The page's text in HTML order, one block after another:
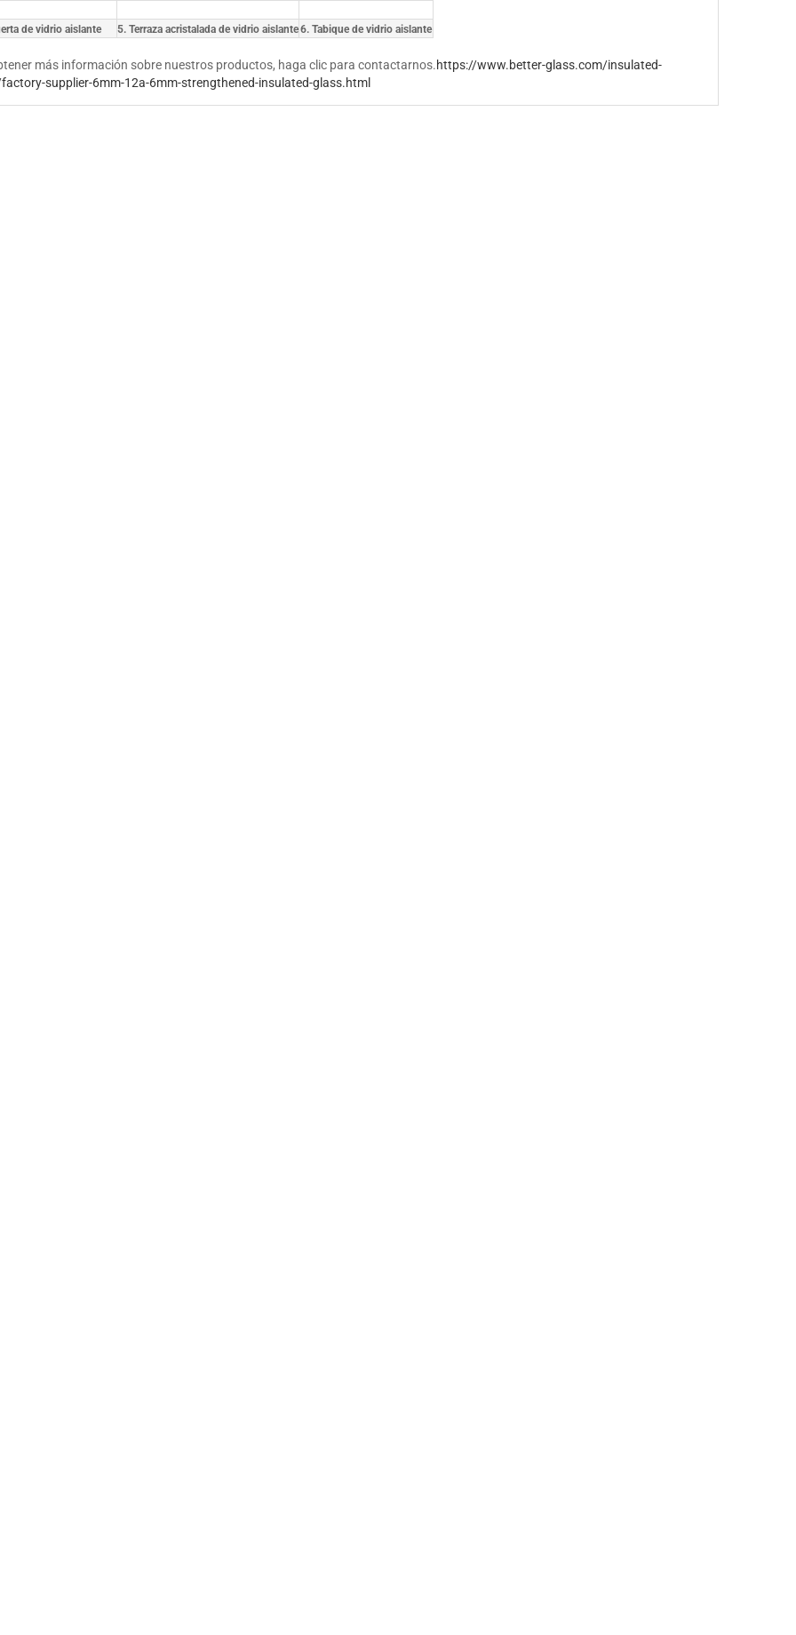
de vidrio aislante 5. Terraza acristalada de vidrio aislante6. Tabique de vidrio aislante
más información sobre nuestros productos, haga clic para contactarnos. https://www.better-glass.com/insulated-
supplier-6mm-12a-6mm-strengthened-insulated-glass.html